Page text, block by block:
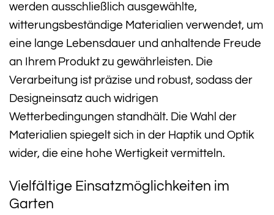
werden ausschließlich ausgewählte,
witterungsbeständige Materialien verwendet, um
eine lange Lebensdauer und anhaltende Freude
an Ihrem Produkt zu gewährleisten. Die
Verarbeitung ist präzise und robust, sodass der
Designeinsatz auch widrigen
Wetterbedingungen standhält. Die Wahl der
Materialien spiegelt sich in der Haptik und Optik
wider, die eine hohe Wertigkeit vermitteln.
Vielfältige Einsatzmöglichkeiten im
Garten